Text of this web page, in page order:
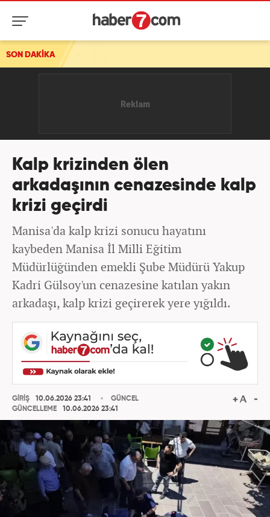
SON DAKİKA
Kalp krizinden ölen
arkadaşının cenazesinde kalp
krizi geçirdi
Manisa'da kalp krizi sonucu hayatını
kaybeden Manisa İl Milli Eğitim
Müdürlüğünden emekli Şube Müdürü Yakup
Kadri Gülsoy'un cenazesine katılan yakın
arkadaşı, kalp krizi geçirerek yere yığıldı.
GİRİŞ
10.06.2026 23:41
GÜNCELLEME
10.06.2026 23:41
GÜNCEL